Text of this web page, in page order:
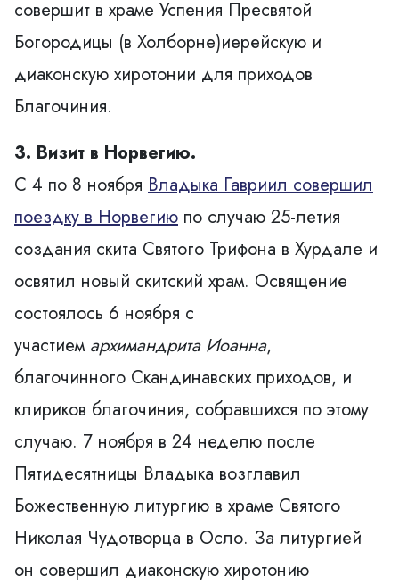
совершит в храме Успения Пресвятой
Богородицы (в Холборне)иерейскую и
диаконскую хиротонии для приходов
Благочиния.
3. Визит в Норвегию.
С 4 по 8 ноября Владыка Гавриил совершил
поездку в Норвегию по случаю 25-летия
создания скита Святого Трифона в Хурдале и
освятил новый скитский храм. Освящение
состоялось 6 ноября с
участием архимандрита Иоанна,
благочинного Скандинавских приходов, и
клириков благочиния, собравшихся по этому
случаю. 7 ноября в 24 неделю после
Пятидесятницы Владыка возглавил
Божественную литургию в храме Святого
Николая Чудотворца в Осло. За литургией
он совершил диаконскую хиротонию